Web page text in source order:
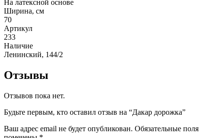
На латексной основе
Ширина, см
70
Артикул
233
Наличие
Ленинский, 144/2
Отзывы
Отзывов пока нет.
Будьте первым, кто оставил отзыв на “Дакар дорожка”
Ваш адрес email не будет опубликован. Обязательные поля